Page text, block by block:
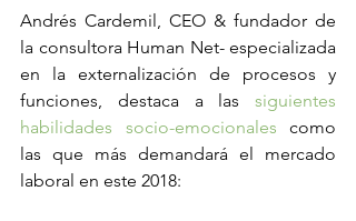
Andrés Cardemil, CEO & fundador de
la consultora Human Net- especializada
en la externalización de procesos y
funciones, destaca a las siguientes
habilidades socio-emocionales como
las que más demandará el mercado
laboral en este 2018: